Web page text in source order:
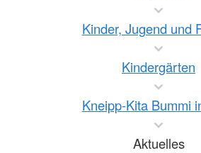
Kinder, Jugend und
Kindergärten
Kneipp-Kita Bummi
Aktuelles